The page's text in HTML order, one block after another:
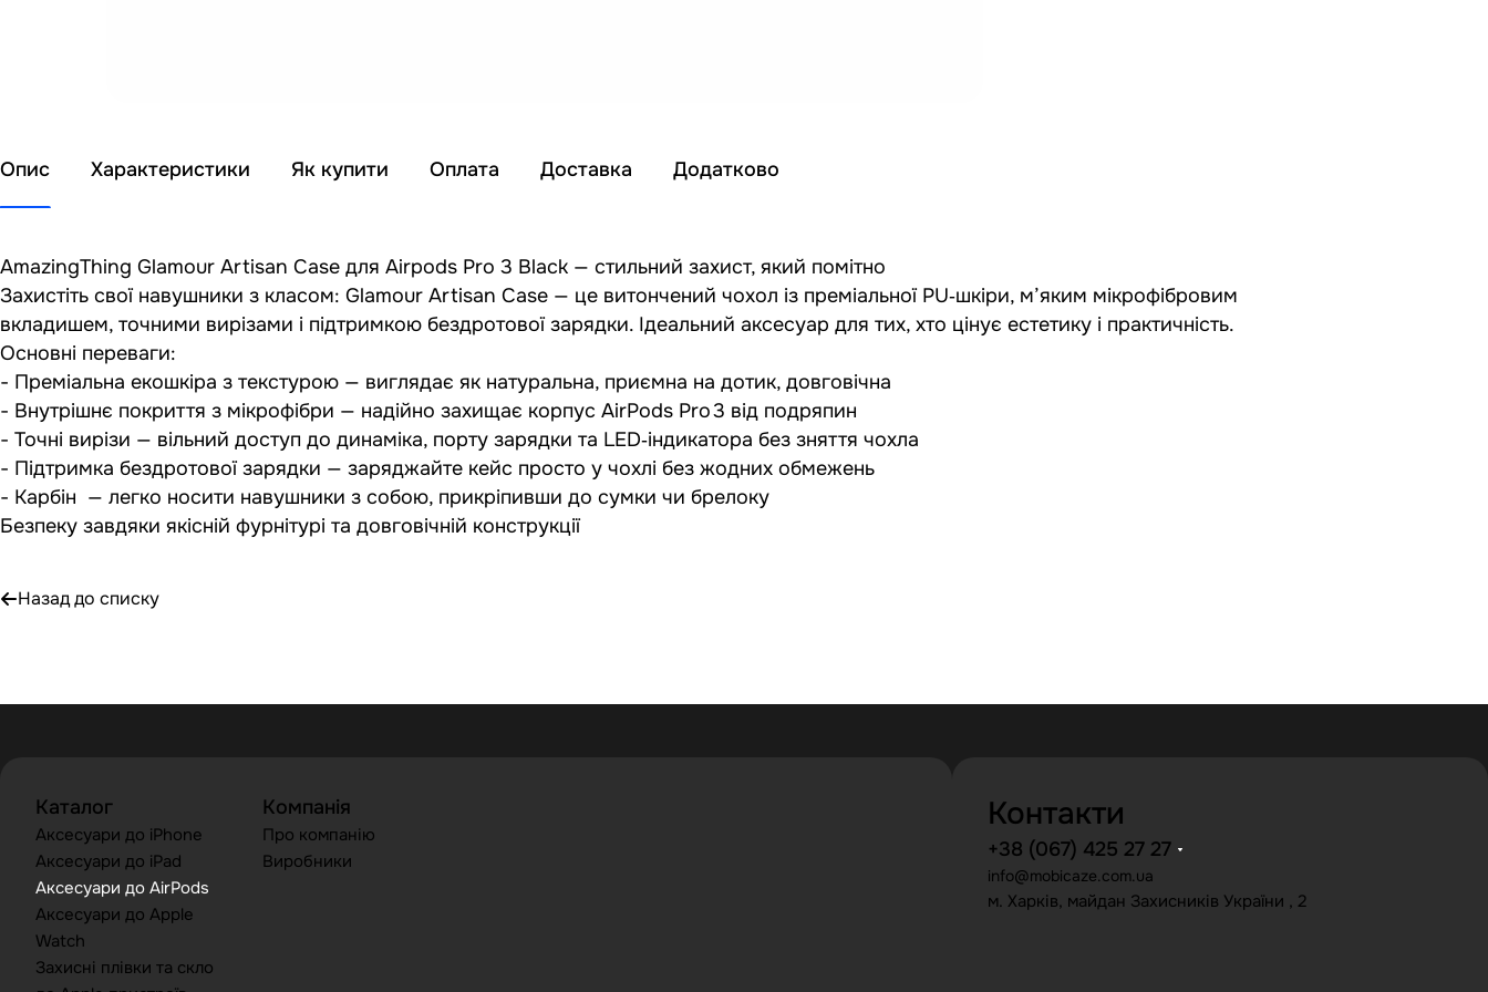
Опис Характеристики Як купити Оплата Доставка Додатково
AmazingThing Glamour Artisan Case для Airpods Pro 3 Black — стильний захист, який помітно
Захистіть свої навушники з класом: Glamour Artisan Case — це витончений чохол із преміальної PU‑шкіри, м’яким мікрофібровим
вкладишем, точними вирізами і підтримкою бездротової зарядки. Ідеальний аксесуар для тих, хто цінує естетику і практичність.
Основні переваги:
- Преміальна екошкіра з текстурою — виглядає як натуральна, приємна на дотик, довговічна
- Внутрішнє покриття з мікрофібри — надійно захищає корпус AirPods Pro 3 від подряпин
- Точні вирізи — вільний доступ до динаміка, порту зарядки та LED‑індикатора без зняття чохла
- Підтримка бездротової зарядки — заряджайте кейс просто у чохлі без жодних обмежень
- Карбін — легко носити навушники з собою, прикріпивши до сумки чи брелоку
Безпеку завдяки якісній фурнітурі та довговічній конструкції
Назад до списку
Каталог
Аксесуари до iPhone
Аксесуари до iPad
Аксесуари до AirPods
Аксесуари до Apple
Watch
Захисні плівки та скло
Компанія
Про компанію
Виробники
Контакти
+38 (067) 425 27 27
info@mobicaze.com.ua
м. Харків, майдан Захисників України , 2